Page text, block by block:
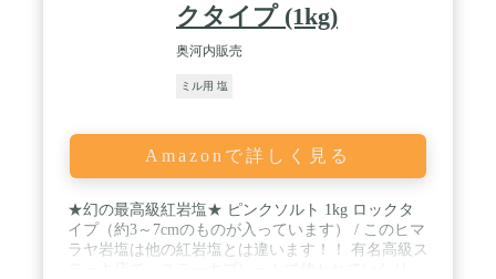
クタイプ (1kg)
奥河内販売
ミル用 塩
Amazonで詳しく見る
★幻の最高級紅岩塩★ ピンクソルト 1kg ロックタ
イプ（約3～7cmのものが入っています） / このヒマ
ラヤ岩塩は他の紅岩塩とは違います！！ 有名高級ス